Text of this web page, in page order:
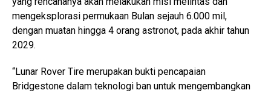
mengeksplorasi permukaan Bulan sejauh 6.000 mil,
dengan muatan hingga 4 orang astronot, pada akhir tahun
2029.
“Lunar Rover Tire merupakan bukti pencapaian
Bridgestone dalam teknologi ban untuk mengembangkan